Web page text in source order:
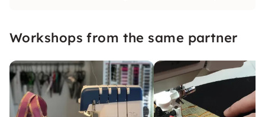
diversity and personality.
Workshops from the same partner